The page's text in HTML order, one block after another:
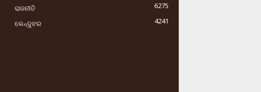
ରାଜନୀତି
6275
କେନ୍ଦୁଝର
4241